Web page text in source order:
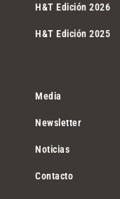
H&T Edición 2026
H&T Edición 2025
Media
Newsletter
Noticias
Contacto